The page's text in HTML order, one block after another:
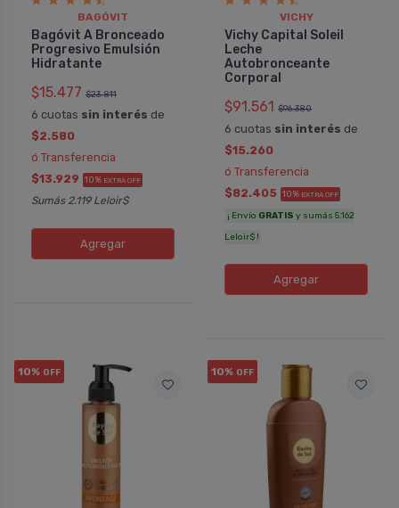
BAGÓVIT
Bagóvit A Bronceado
Progresivo Emulsión
Hidratante
$15.477 $23.811
6 cuotas sin interés de
$2.580
ó Transferencia
$13.929 10% EXTRA OFF
Sumás 2.119 Leloir$
Agregar
VICHY
Vichy Capital Soleil
Leche
Autobronceante
Corporal
$91.561 $96.380
6 cuotas sin interés de
$15.260
ó Transferencia
$82.405 10% EXTRA OFF
¡ Envío GRATIS y sumás 5.162
Leloir$ !
Agregar
10% OFF 10% OFF